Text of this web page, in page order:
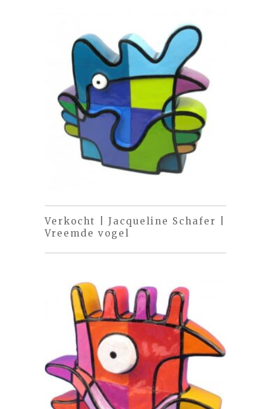
Verkocht | Jacqueline Schafer |
Vreemde vogel